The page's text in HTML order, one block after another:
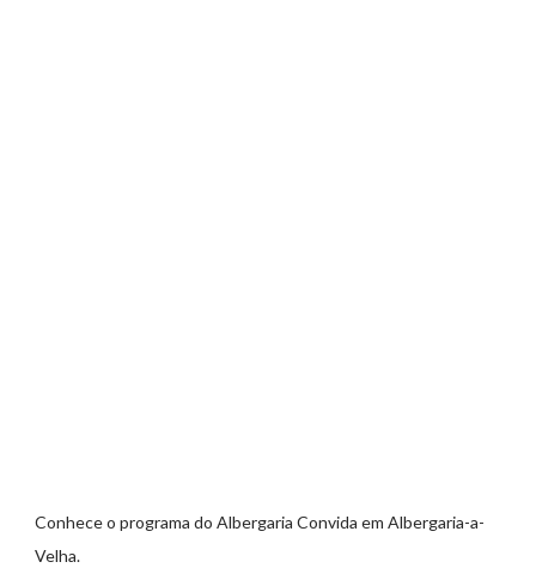
Conhece o programa do Albergaria Convida em Albergaria-a-
Velha.